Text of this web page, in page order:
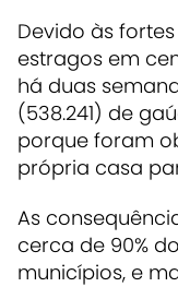
Devido às
estragos em
há duas
(538.241) de
porque foram
própria casa
As
cerca de 90%
municípios, e